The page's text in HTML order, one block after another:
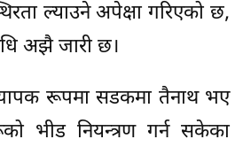
ल्याउने अपेक्षा गरिएको छ,
अझै जारी छ।
रूपमा सडकमा तैनाथ भए
भीड नियन्त्रण गर्न सकेका